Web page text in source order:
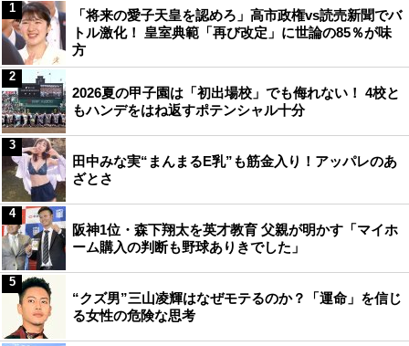
「将来の愛子天皇を認めろ」高市政権vs読売新聞でバ
トル激化！ 皇室典範「再び改定」に世論の85％が味
方
1
2026夏の甲子園は「初出場校」でも侮れない！ 4校と
もハンデをはね返すポテンシャル十分
2
田中みな実“まんまるE乳”も筋金入り！アッパレのあ
ざとさ
3
阪神1位・森下翔太を英才教育 父親が明かす「マイホ
ーム購入の判断も野球ありきでした」
4
“クズ男”三山凌輝はなぜモテるのか？「運命」を信じ
る女性の危険な思考
5